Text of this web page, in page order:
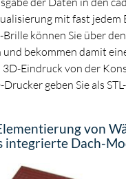
mit fast jedem
können Sie über
bekommen damit
3D-Eindruck von der
geben Sie als
von
integrierte Dach-